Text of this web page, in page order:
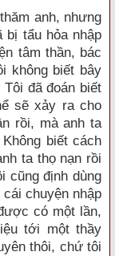
anh, nhưng
bị tẩu hỏa nhập
tâm thần, bác
không biết bây
đã đoán biết
sẽ xảy ra cho
rồi, mà anh ta
biết cách
ta thọ nạn rồi
cũng định dùng
chuyện nhập
có một lần,
tới một thầy
thôi, chứ tôi